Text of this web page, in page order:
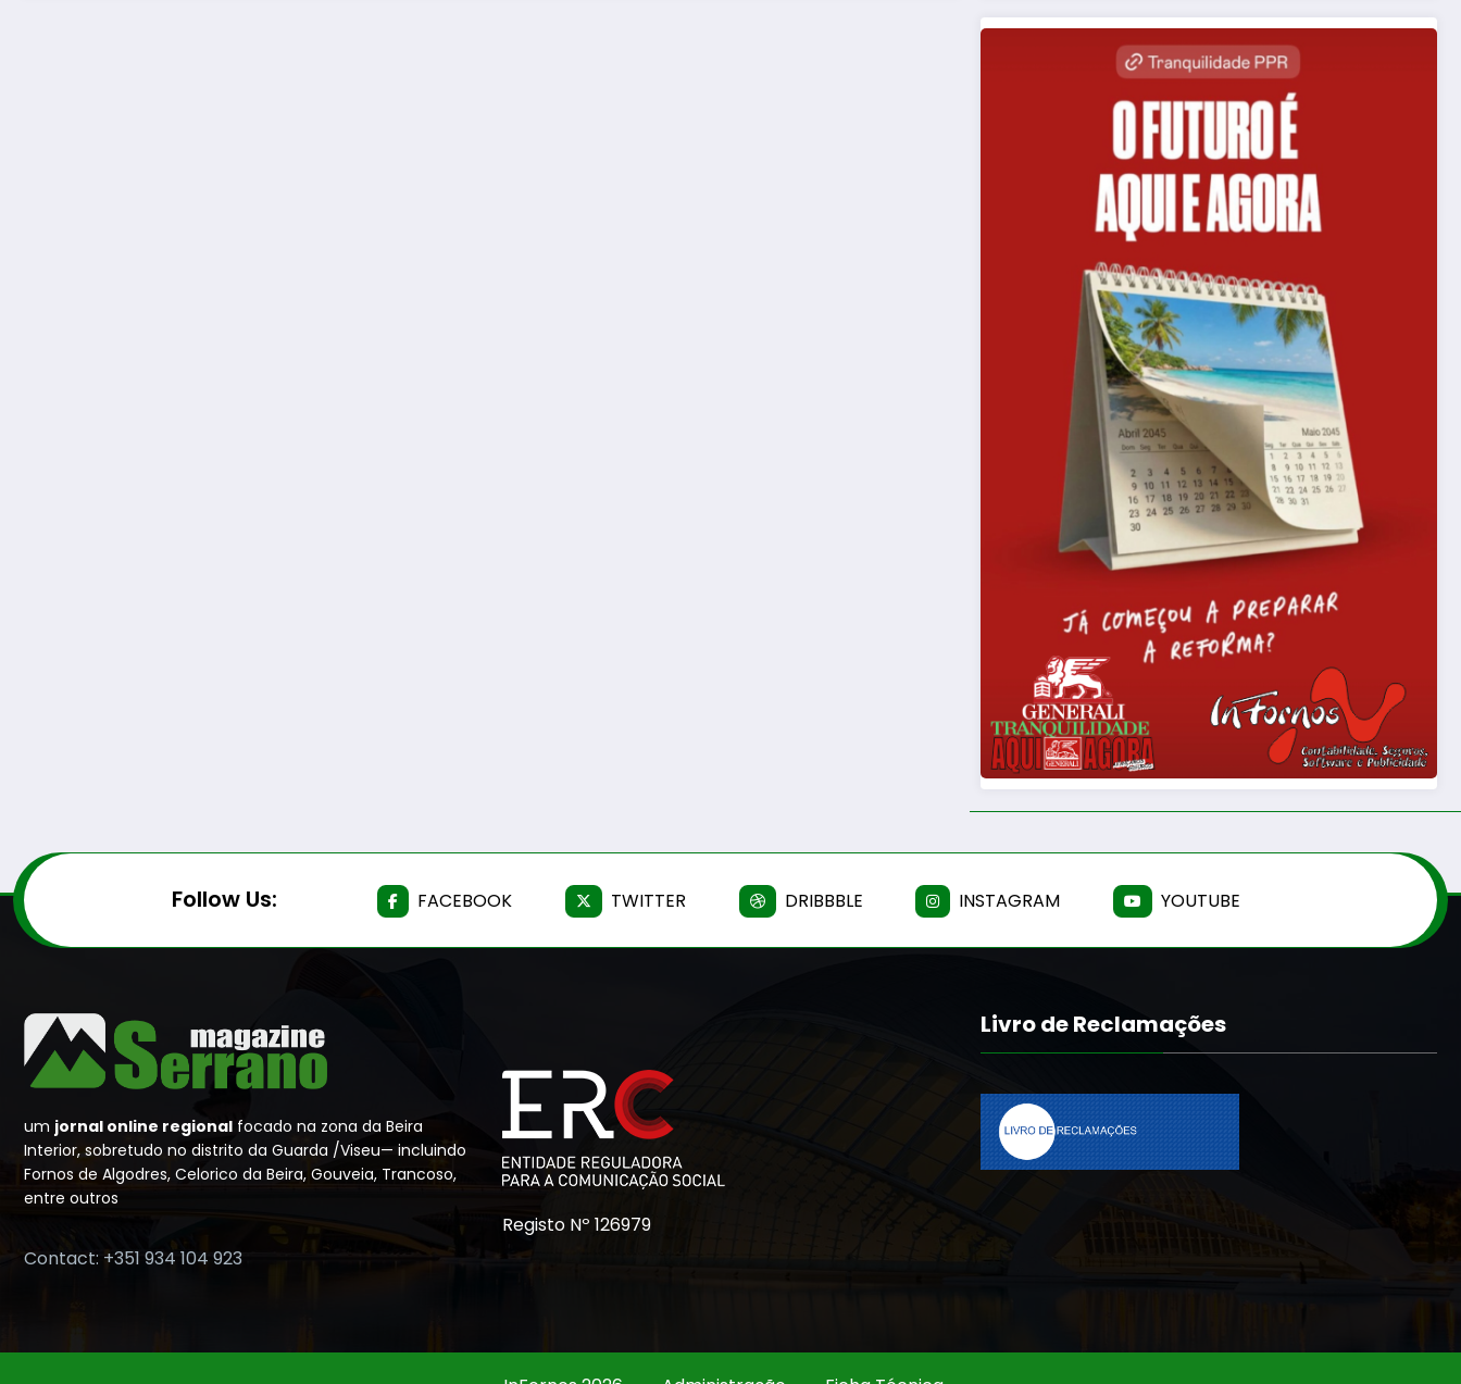
Follow Us: FACEBOOK TWITTER DRIBBBLE INSTAGRAM YOUTUBE
um jornal online regional focado na zona da Beira
Interior, sobretudo no distrito da Guarda /Viseu— incluindo
Fornos de Algodres, Celorico da Beira, Gouveia, Trancoso,
entre outros
Contact: +351 934 104 923
Registo Nº 126979
Livro de Reclamações